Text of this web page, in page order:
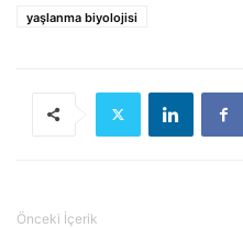
yaşlanma biyolojisi
Önceki İçerik